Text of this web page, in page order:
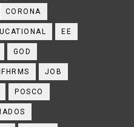
CORONA
EE
GOD
IFHRMS JOB
POSCO